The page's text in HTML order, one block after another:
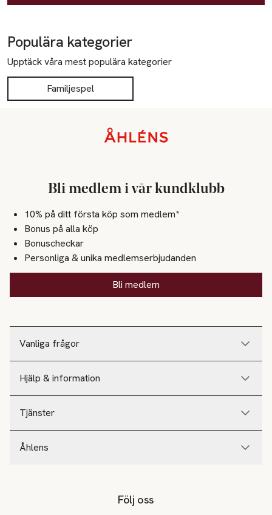
Populära kategorier
Upptäck våra mest populära kategorier
Familjespel
Vanliga frågor
Hjälp & information
Tjänster
Åhlens
Bli medlem i vår kundklubb
10% på ditt första köp som medlem*
Bonus på alla köp
Bonuscheckar
Personliga & unika medlemserbjudanden
Bli medlem
Följ oss